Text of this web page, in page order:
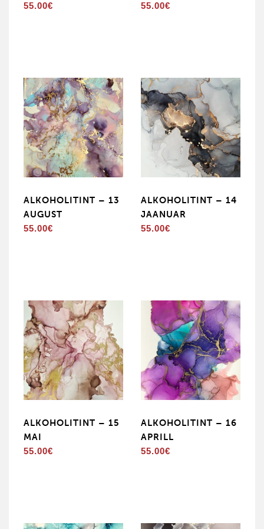
55.00€ 55.00€
ALKOHOLITINT – 13
AUGUST
55.00€
ALKOHOLITINT – 14
JAANUAR
55.00€
ALKOHOLITINT – 15
MAI
55.00€
ALKOHOLITINT – 16
APRILL
55.00€